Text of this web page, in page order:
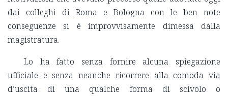
dai colleghi di Roma e Bologna con le ben note
conseguenze si è improvvisamente dimessa dalla
magistratura.
Lo ha fatto senza fornire alcuna spiegazione
ufficiale e senza neanche ricorrere alla comoda via
d’uscita di una qualche forma di scivolo o